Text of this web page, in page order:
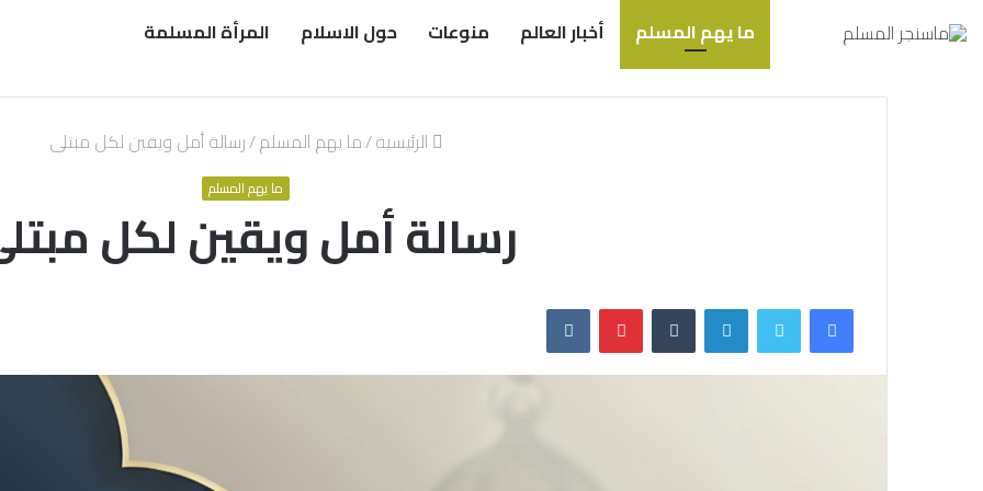
ما يهم المسلم أخبار العالم منوعات حول الاسلام المرأة المسلمة
الرئيسية/ما يهم المسلم/رسالة أمل ويقين لكل مبتلى
ما يهم المسلم
رسالة أمل ويقين لكل
فيسبوكتويتر لينكدإن بينتيريست